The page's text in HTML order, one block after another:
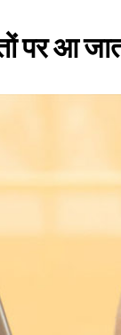
पर आ